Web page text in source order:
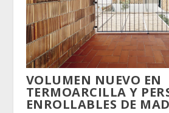
VOLUMEN NUEVO EN
TERMOARCILLA Y
ENROLLABLES DE